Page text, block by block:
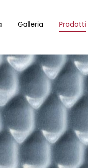
Galleria Prodotti